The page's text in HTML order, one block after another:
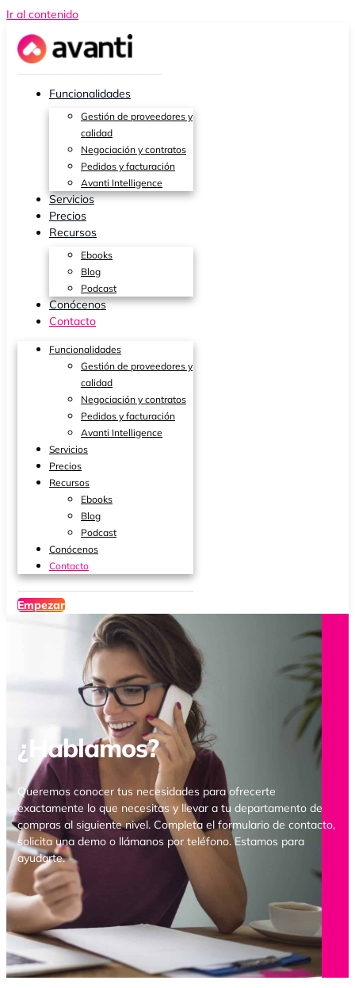
Ir al contenido
Funcionalidades
Gestión de proveedores y
calidad
Negociación y contratos
Pedidos y facturación
Avanti Intelligence
Servicios
Precios
Recursos
Ebooks
Blog
Podcast
Conócenos
Contacto
Funcionalidades
Gestión de proveedores y
calidad
Negociación y contratos
Pedidos y facturación
Avanti Intelligence
Servicios
Precios
Recursos
Ebooks
Blog
Podcast
Conócenos
Contacto
Empezar
¿Hablamos?
Queremos conocer tus necesidades para ofrecerte
exactamente lo que necesitas y llevar a tu departamento de
compras al siguiente nivel. Completa el formulario de contacto,
solicita una demo o llámanos por teléfono. Estamos para
ayudarte.